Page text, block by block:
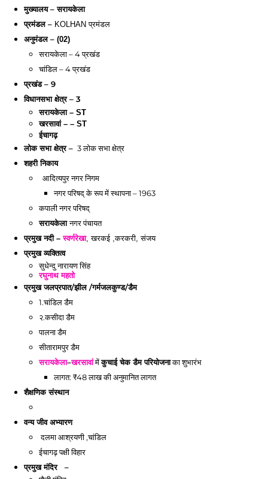
मुख्यालय –सरायकेला
प्रमंडल – KOLHAN प्रमंडल
अनुमंडल – (02)
सरायकेला – 4 प्रखंड
चांडिल – 4 प्रखंड
प्रखंड – 9
विधानसभा क्षेत्र – 3
सरायकेला – ST
खरसावां – – ST
ईचागढ़
लोक सभा क्षेत्र – 3 लोक सभा क्षेत्र
शहरी निकाय
आदित्यपुर नगर निगम
नगर परिषद् के रूप में स्थापना – 1963
कपाली नगर परिषद्
सरायकेला नगर पंचायत
प्रमुख नदी – स्वर्णरेखा, खरकई ,करकरी, संजय
प्रमुख व्यक्तित्व
सुधेन्दु नारायण सिंह
रघुनाथ महतो
प्रमुख जलप्रपात/झील /गर्मजलकुण्ड/डैम
1.चांडिल डैम
२.कसीदा डैम
पालना डैम
सीतारामपुर डैम
सरायकेला–खरसावांमेंकुचाई चेक डैम परियोजनाका शुभारंभ
लागत: ₹48 लाख की अनुमानित लागत
शैक्षणिक संस्थान
वन्य जीव अभ्यारण
दलमा आश्रयणी ,चांडिल
ईचागढ़ पक्षी विहार
प्रमुख मंदिर –